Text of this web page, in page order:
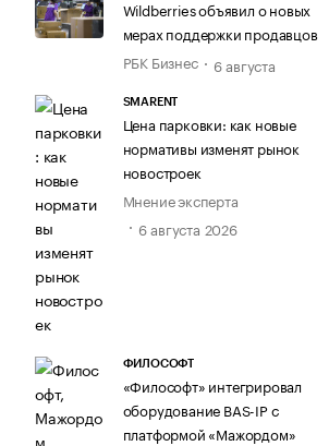
Wildberries объявил о новых
мерах поддержки продавцов
РБК Бизнес
6 августа
SMARENT
Цена парковки: как новые
нормативы изменят рынок
новостроек
Мнение эксперта
6 августа 2026
ФИЛОСОФТ
«Философт» интегрировал
оборудование BAS-IP с
платформой «Мажордом»